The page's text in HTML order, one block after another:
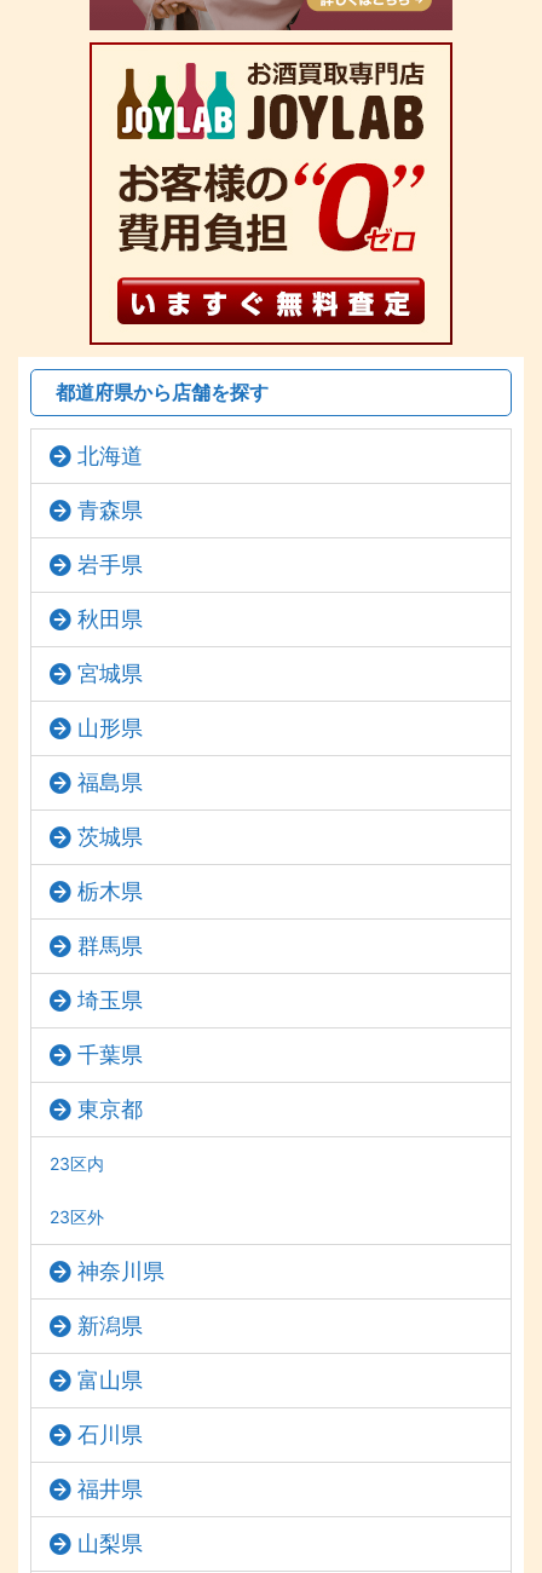
都道府県から店舗を探す
北海道
青森県
岩手県
秋田県
宮城県
山形県
福島県
茨城県
栃木県
群馬県
埼玉県
千葉県
東京都
23区内
23区外
神奈川県
新潟県
富山県
石川県
福井県
山梨県